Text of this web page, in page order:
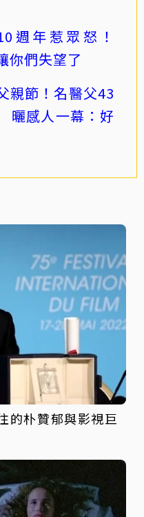
週年惹眾怒！
你們失望了
親節！名醫父43
感人一幕：好
的朴贊郁與影視巨